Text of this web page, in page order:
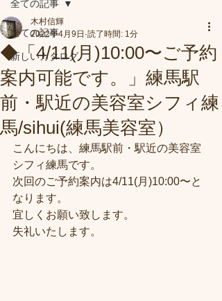
全ての記事
新しいカタログ
全ての記事
◆「4/11(月)10:00〜ご予約
案内可能です。」練馬駅
前・駅近の美容室シフィ練
馬/sihui(練馬美容室）
木村信輝
2022年4月9日 読了時間: 1分
こんにちは、練馬駅前・駅近の美容室
シフィ練馬です。
次回のご予約案内は4/11(月)10:00〜と
なります。
宜しくお願い致します。
失礼いたします。